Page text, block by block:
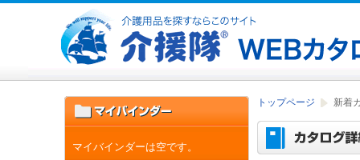
トップページ 新着
マイバインダーは空です。